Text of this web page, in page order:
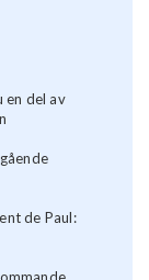
en del av
de Paul: